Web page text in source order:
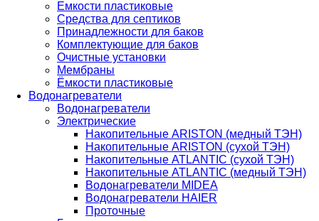
Емкости пластиковые
Средства для септиков
Принадлежности для баков
Комплектующие для баков
Очистные установки
Мембраны
Ёмкости пластиковые
Водонагреватели
Водонагреватели
Электрические
Накопительные ARISTON (медный ТЭН)
Накопительные ARISTON (сухой ТЭН)
Накопительные ATLANTIC (сухой ТЭН)
Накопительные ATLANTIC (медный ТЭН)
Водонагреватели MIDEA
Водонагреватели HAIER
Проточные